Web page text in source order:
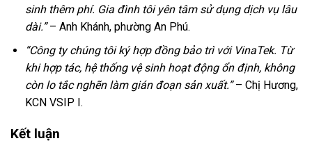
sinh thêm phí. Gia đình tôi yên tâm sử dụng dịch vụ lâu
dài.”– Anh Khánh, phường An Phú.
“Công ty chúng tôi ký hợp đồng bảo trì với VinaTek. Từ
khi hợp tác, hệ thống vệ sinh hoạt động ổn định, không
còn lo tắc nghẽn làm gián đoạn sản xuất.”– Chị Hương,
KCN VSIP I.
Kết luận